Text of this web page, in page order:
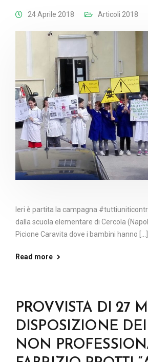
24 Aprile 2018 Articoli 2018
Ieri è partita la campagna
dalla scuola elementare di Cercola
Picione Caravita dove i bambini hanno [...]
Read more
PROVVISTA DI 27
DISPOSIZIONE
NON